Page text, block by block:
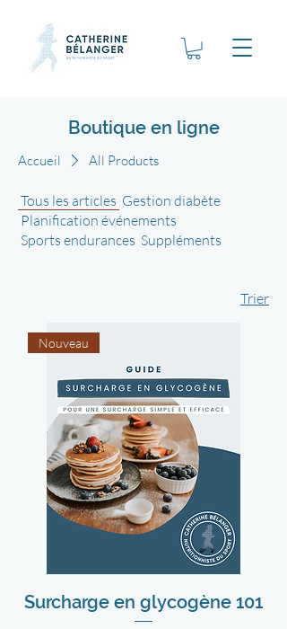
Boutique en ligne
Accueil All Products
Tous les articles Gestion diabète
Planification événements
Sports endurances Suppléments
Trier
Nouveau
Surcharge en glycogène 101